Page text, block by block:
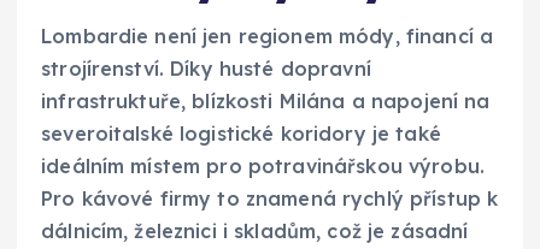
Lombardie není jen regionem módy, financí a
strojírenství. Díky husté dopravní
infrastruktuře, blízkosti Milána a napojení na
severoitalské logistické koridory je také
ideálním místem pro potravinářskou výrobu.
Pro kávové firmy to znamená rychlý přístup k
dálnicím, železnici i skladům, což je zásadní